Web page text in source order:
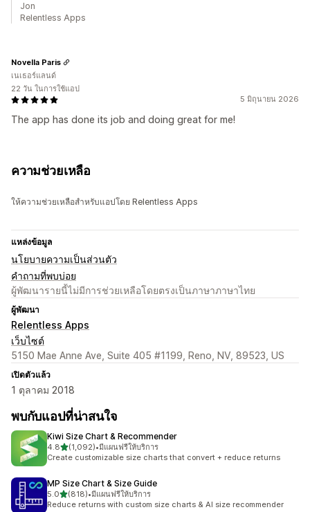
Jon
Relentless Apps
5 มิถุนายน 2026
The app has done its job and doing great for me!
Novella Paris
เนเธอร์แลนด์
22 วัน ในการใช้แอป
ความช่วยเหลือ
ให้ความช่วยเหลือสำหรับแอปโดย Relentless Apps
แหล่งข้อมูล
นโยบายความเป็นส่วนตัว
คำถามที่พบบ่อย
ผู้พัฒนารายนี้ไม่มีการช่วยเหลือโดยตรงเป็นภาษาภาษาไทย
ผู้พัฒนา
Relentless Apps
เว็บไซต์
5150 Mae Anne Ave, Suite 405 #1199, Reno, NV, 89523, US
เปิดตัวแล้ว
1 ตุลาคม 2018
พบกับแอปที่น่าสนใจ
Kiwi Size Chart & Recommender
4.8เต็ม 5 ดาว
(1,092)
ทั้งหมด 1092 รีวิว
•มีแผนฟรีให้บริการ
Create customizable size charts that convert + reduce returns
MP Size Chart & Size Guide
5.0เต็ม 5 ดาว
(818)
ทั้งหมด 818 รีวิว
•มีแผนฟรีให้บริการ
Reduce returns with custom size charts & AI size recommender